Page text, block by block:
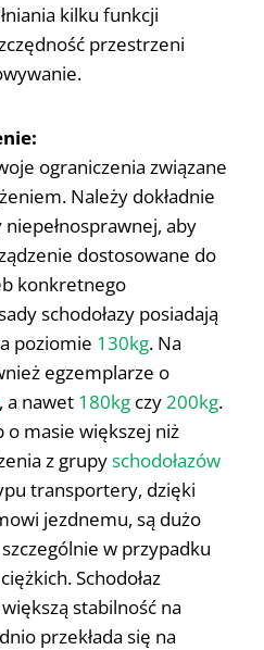
kilku funkcji
przestrzeni
ograniczenia związane
Należy dokładnie
aby
dostosowane do
konkretnego
schodołazy posiadają
poziomie 130kg. Na
egzemplarze o
, a nawet 180kg czy200kg.
o masie większej niż
z grupyschodołazów
transportery, dzięki
jezdnemu, są dużo
w przypadku
Schodołaz
stabilność na
przekłada się na